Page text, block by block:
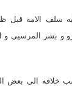
سلف الامة قبل
و بشر المرسیى و
خلافه الى بعض